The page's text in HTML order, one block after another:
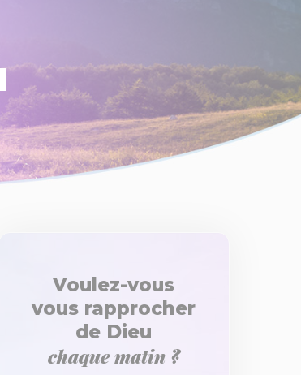
Voulez-vous
vous rapprocher
de Dieu
chaque matin ?